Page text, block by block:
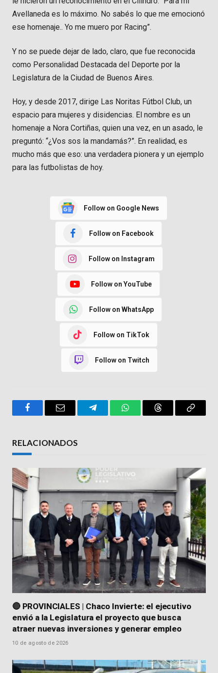
Avellaneda es lo máximo. No sabés lo que me emocionó
ese homenaje.. Yo me muero por Racing”.
Y no se puede dejar de lado, claro, que fue reconocida
como Personalidad Destacada del Deporte por la
Legislatura de la Ciudad de Buenos Aires.
Hoy, y desde 2017, dirige Las Noritas Fútbol Club, un
espacio para mujeres y disidencias. El nombre es un
homenaje a Nora Cortiñas, quien una vez, en un asado, le
preguntó: “¿Vos sos la mandamás?”. En realidad, es
mucho más que eso: una verdadera pionera y un ejemplo
para las futbolistas de hoy.
Follow on Google News
Follow on Facebook
Follow on Instagram
Follow on YouTube
Follow on WhatsApp
Follow on TikTok
Follow on Twitch
FacebookEmail TelegramWhatsAppThreads Copy
RELACIONADOS
🔴 PROVINCIALES | Chaco Invierte: el ejecutivo
envió a la Legislatura el proyecto que busca
atraer nuevas inversiones y generar empleo
10 de agosto de 2026